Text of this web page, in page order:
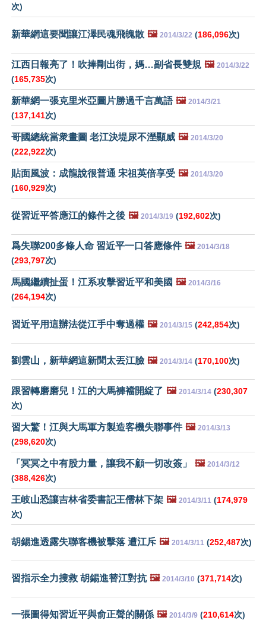
次)
新華網這要聞讓江澤民魂飛魄散 🖼️ 2014/3/22 (186,096次)
江西日報亮了！吹捧剛出街，媽…副省長雙規 🖼️ 2014/3/22
(165,735次)
新華網一張克里米亞圖片勝過千言萬語 🖼️ 2014/3/21
(137,141次)
哥國總統當衆畫圖 老江決堤尿不溼顯威 🖼️ 2014/3/20
(222,922次)
貼面風波：成龍說很普通 宋祖英倍享受 🖼️ 2014/3/20
(160,929次)
從習近平答應江的條件之後 🖼️ 2014/3/19 (192,602次)
爲失聯200多條人命 習近平一口答應條件 🖼️ 2014/3/18
(293,797次)
馬國繼續扯蛋！江系攻擊習近平和美國 🖼️ 2014/3/16
(264,194次)
習近平用這辦法從江手中奪過權 🖼️ 2014/3/15 (242,854次)
劉雲山，新華網這新聞太丟江臉 🖼️ 2014/3/14 (170,100次)
跟習轉磨磨兒！江的大馬褲襠開綻了 🖼️ 2014/3/14 (230,307
次)
習大驚！江與大馬軍方製造客機失聯事件 🖼️ 2014/3/13
(298,620次)
「冥冥之中有股力量，讓我不顧一切改簽」 🖼️ 2014/3/12
(388,426次)
王岐山恐讓吉林省委書記王儒林下架 🖼️ 2014/3/11 (174,979
次)
胡錫進透露失聯客機被擊落 遭江斥 🖼️ 2014/3/11 (252,487次)
習指示全力搜救 胡錫進替江對抗 🖼️ 2014/3/10 (371,714次)
一張圖得知習近平與俞正聲的關係 🖼️ 2014/3/9 (210,614次)